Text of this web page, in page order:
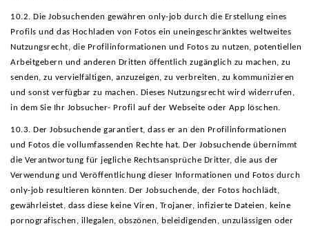
10.2. Die Jobsuchenden gewähren only-job durch die Erstellung eines
Profils und das Hochladen von Fotos ein uneingeschränktes weltweites
Nutzungsrecht, die Profilinformationen und Fotos zu nutzen, potentiellen
Arbeitgebern und anderen Dritten öffentlich zugänglich zu machen, zu
senden, zu vervielfältigen, anzuzeigen, zu verbreiten, zu kommunizieren
und sonst verfügbar zu machen. Dieses Nutzungsrecht wird widerrufen,
in dem Sie Ihr Jobsucher- Profil auf der Webseite oder App löschen.
10.3. Der Jobsuchende garantiert, dass er an den Profilinformationen
und Fotos die vollumfassenden Rechte hat. Der Jobsuchende übernimmt
die Verantwortung für jegliche Rechtsansprüche Dritter, die aus der
Verwendung und Veröffentlichung dieser Informationen und Fotos durch
only-job resultieren könnten. Der Jobsuchende, der Fotos hochlädt,
gewährleistet, dass diese keine Viren, Trojaner, infizierte Dateien, keine
pornografischen, illegalen, obszönen, beleidigenden, unzulässigen oder